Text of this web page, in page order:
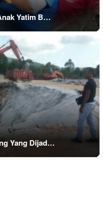
Yatim B…
Yang Dijad…